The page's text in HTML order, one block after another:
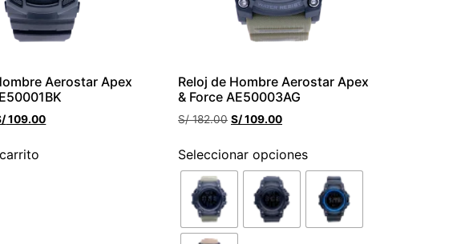
Aerostar Apex
109.00
Reloj de Hombre Aerostar Apex
& Force AE50003AG
S/182.00 S/109.00
Seleccionar opciones